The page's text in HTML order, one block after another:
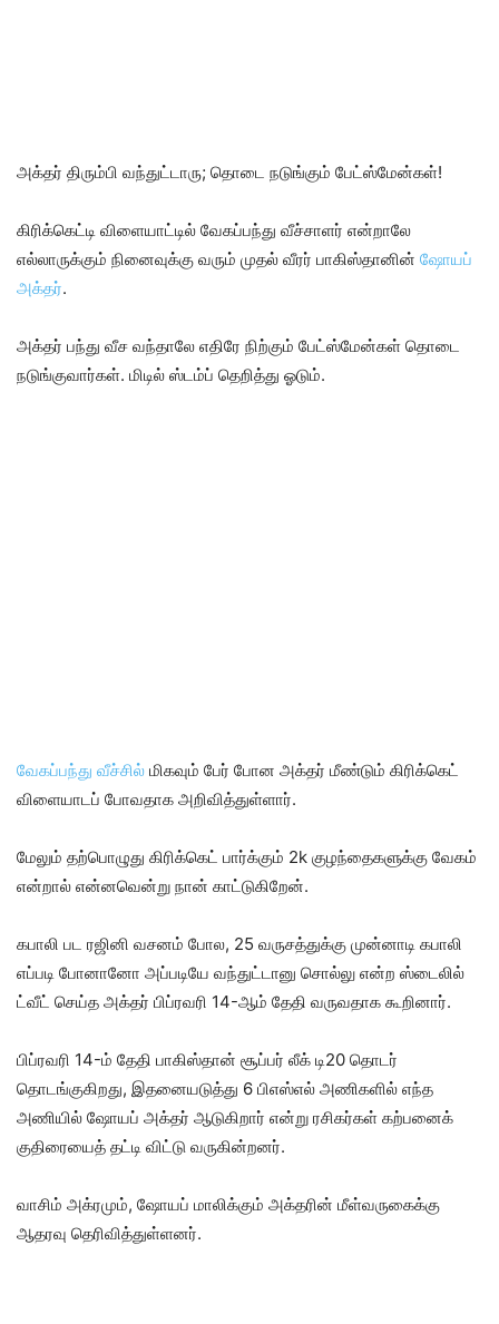
அக்தர் திரும்பி வந்துட்டாரு; தொடை நடுங்கும் பேட்ஸ்மேன்கள்!
கிரிக்கெட்டி விளையாட்டில் வேகப்பந்து வீச்சாளர் என்றாலே
எல்லாருக்கும் நினைவுக்கு வரும் முதல் வீரர் பாகிஸ்தானின் ஷோயப்
அக்தர்.
அக்தர் பந்து வீச வந்தாலே எதிரே நிற்கும் பேட்ஸ்மேன்கள் தொடை
நடுங்குவார்கள். மிடில் ஸ்டம்ப் தெறித்து ஓடும்.
வேகப்பந்து வீச்சில் மிகவும் பேர் போன அக்தர் மீண்டும் கிரிக்கெட்
விளையாடப் போவதாக அறிவித்துள்ளார்.
மேலும் தற்பொழுது கிரிக்கெட் பார்க்கும் 2k குழந்தைகளுக்கு வேகம்
என்றால் என்னவென்று நான் காட்டுகிறேன்.
கபாலி பட ரஜினி வசனம் போல, 25 வருசத்துக்கு முன்னாடி கபாலி
எப்படி போனானோ அப்படியே வந்துட்டானு சொல்லு என்ற ஸ்டைலில்
ட்வீட் செய்த அக்தர் பிப்ரவரி 14-ஆம் தேதி வருவதாக கூறினார்.
பிப்ரவரி 14-ம் தேதி பாகிஸ்தான் சூப்பர் லீக் டி20 தொடர்
தொடங்குகிறது, இதனையடுத்து 6 பிஎஸ்எல் அணிகளில் எந்த
அணியில் ஷோயப் அக்தர் ஆடுகிறார் என்று ரசிகர்கள் கற்பனைக்
குதிரையைத் தட்டி விட்டு வருகின்றனர்.
வாசிம் அக்ரமும், ஷோயப் மாலிக்கும் அக்தரின் மீள்வருகைக்கு
ஆதரவு தெரிவித்துள்ளனர்.